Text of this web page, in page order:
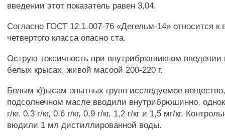
введении этот показатель равен 3,04.
Согласно ГОСТ 12.1.007-76 «Дегельм-14» относится к
четвертого класса опасно ста.
Острую токсичность при внутрибрюшикном введении
белых крысах, живой масоой 200-220 г.
Белым к})ысам опытных групп исследуемое
подсолнечном масле вводили внутрибрюшинно,
г/кг. 0,3 г/кг, 0,6 г/кг, 0,9 г/кг, 1,2 г/кг и 1,5 мг/кг.
вюдили 1 мл дистиллированной воды.